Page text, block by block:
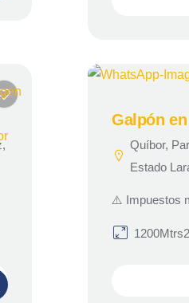
Galpón
Quíbor,
Estado
⚠️ Impuestos
1200Mtrs2